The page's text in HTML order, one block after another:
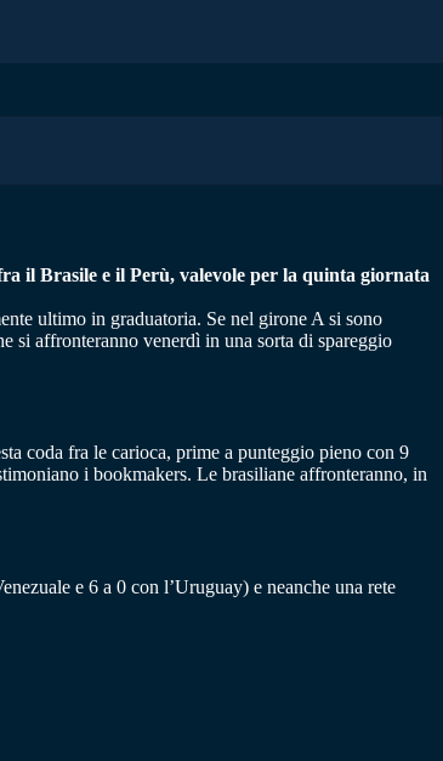
il Brasile e il Perù, valevole per la quinta giornata
ultimo in graduatoria. Se nel girone A si sono
si affronteranno venerdì in una sorta di spareggio
coda fra le carioca, prime a punteggio pieno con 9
i bookmakers. Le brasiliane affronteranno, in
e 6 a 0 con l’Uruguay) e neanche una rete